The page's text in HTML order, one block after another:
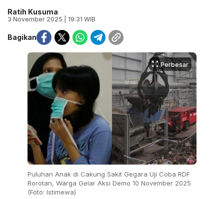
Ratih Kusuma
3 November 2025 | 19:31 WIB
Bagikan
Perbesar
Puluhan Anak di Cakung Sakit Gegara Uji Coba RDF
Rorotan, Warga Gelar Aksi Demo 10 November 2025
(Foto: Istimewa)